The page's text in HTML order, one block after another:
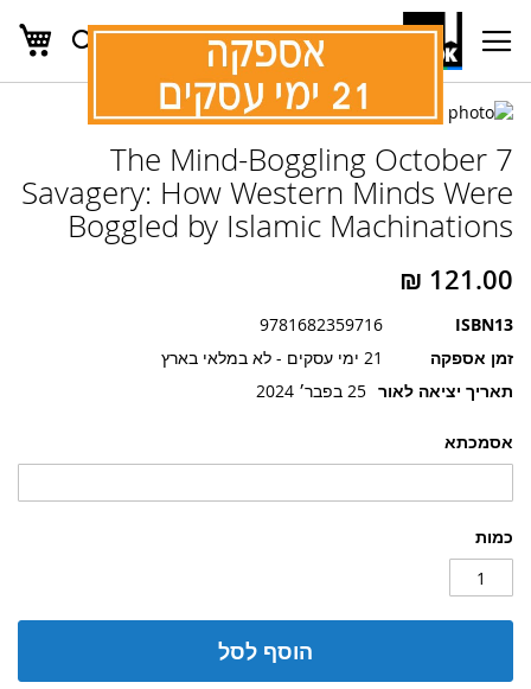
Skip
Content
חפש
אסמכתא
כמות
הוסף לסל
The Mind-Boggling October 7
Savagery: How Western Minds Were
Boggled by Islamic Machinations
ISBN13
9781682359716
זמן אספקה
21 ימי עסקים - לא במלאי בארץ
תאריך יציאה לאור 25 בפבר׳ 2024
לדלג
של
גלריית
תמונות
להתחלה
של
גלריית
תמונות